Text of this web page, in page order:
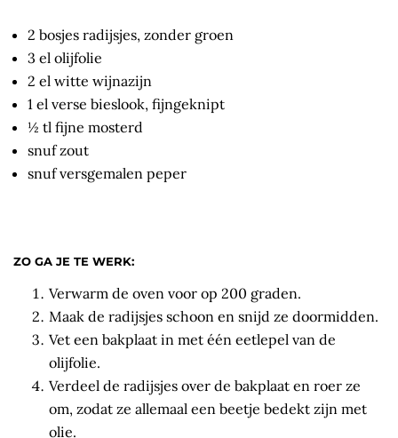
2 bosjes radijsjes, zonder groen
3 el olijfolie
2 el witte wijnazijn
1 el verse bieslook, fijngeknipt
½ tl fijne mosterd
snuf zout
snuf versgemalen peper
ZO GA JE TE WERK:
Verwarm de oven voor op 200 graden.
Maak de radijsjes schoon en snijd ze doormidden.
Vet een bakplaat in met één eetlepel van de
olijfolie.
Verdeel de radijsjes over de bakplaat en roer ze
om, zodat ze allemaal een beetje bedekt zijn met
olie.